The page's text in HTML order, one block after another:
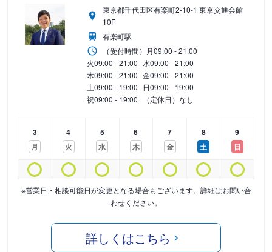
東京都千代田区有楽町2-10-1 東京交通会館
10F
有楽町駅
（受付時間） 月09:00 - 21:00
火09:00 - 21:00 水09:00 - 21:00
木09:00 - 21:00 金09:00 - 21:00
土09:00 - 19:00 日09:00 - 19:00
祝09:00 - 19:00 （定休日）なし
3
月
4
火
5
水
6
木
7
金
8
土
9
日
※営業日・相談可能日が変更となる場合もございます。詳細はお問い合
わせください。
詳しくはこちら